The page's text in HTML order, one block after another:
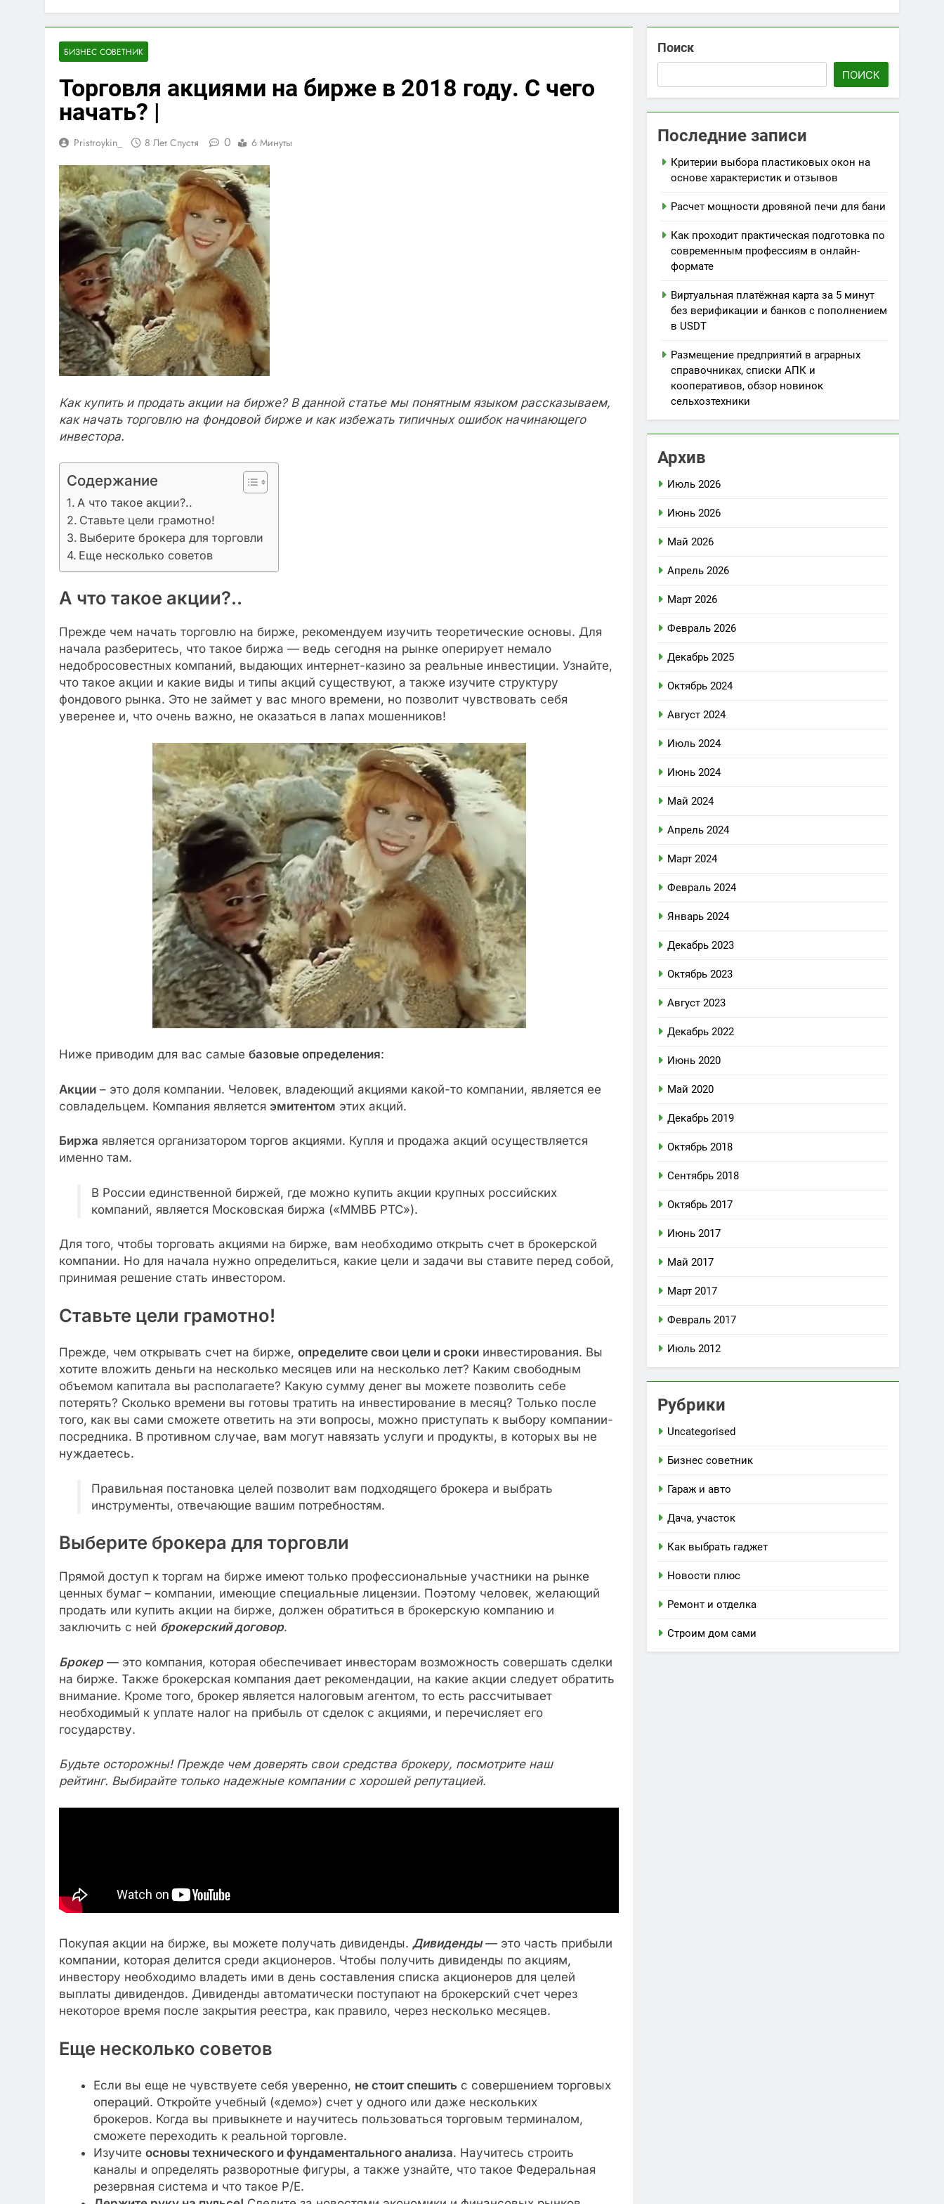
БИЗНЕС СОВЕТНИК
Торговля акциями на бирже в 2018 году. С чего
начать? |
Pristroykin_ 8 Лет Спустя 0 6 Минуты
Как купить и продать акции на бирже? В данной статье мы понятным языком рассказываем,
как начать торговлю на фондовой бирже и как избежать типичных ошибок начинающего
инвестора.
Содержание
А что такое акции?..
Ставьте цели грамотно!
Выберите брокера для торговли
Еще несколько советов
А что такое акции?..
Прежде чем начать торговлю на бирже, рекомендуем изучить теоретические основы. Для
начала разберитесь, что такое биржа — ведь сегодня на рынке оперирует немало
недобросовестных компаний, выдающих интернет-казино за реальные инвестиции. Узнайте,
что такое акции и какие виды и типы акций существуют, а также изучите структуру
фондового рынка. Это не займет у вас много времени, но позволит чувствовать себя
уверенее и, что очень важно, не оказаться в лапах мошенников!
Ниже приводим для вас самые базовые определения:
Акции – это доля компании. Человек, владеющий акциями какой-то компании, является ее
совладельцем. Компания является эмитентом этих акций.
Биржа является организатором торгов акциями. Купля и продажа акций осуществляется
именно там.
В России единственной биржей, где можно купить акции крупных российских
компаний, является Московская биржа («ММВБ РТС»).
Для того, чтобы торговать акциями на бирже, вам необходимо открыть счет в брокерской
компании. Но для начала нужно определиться, какие цели и задачи вы ставите перед собой,
принимая решение стать инвестором.
Ставьте цели грамотно!
Прежде, чем открывать счет на бирже, определите свои цели и сроки инвестирования. Вы
хотите вложить деньги на несколько месяцев или на несколько лет? Каким свободным
объемом капитала вы располагаете? Какую сумму денег вы можете позволить себе
потерять? Сколько времени вы готовы тратить на инвестирование в месяц? Только после
того, как вы сами сможете ответить на эти вопросы, можно приступать к выбору компании-
посредника. В противном случае, вам могут навязать услуги и продукты, в которых вы не
нуждаетесь.
Правильная постановка целей позволит вам подходящего брокера и выбрать
инструменты, отвечающие вашим потребностям.
Выберите брокера для торговли
Прямой доступ к торгам на бирже имеют только профессиональные участники на рынке
ценных бумаг – компании, имеющие специальные лицензии. Поэтому человек, желающий
продать или купить акции на бирже, должен обратиться в брокерскую компанию и
заключить с ней брокерский договор.
Брокер— это компания, которая обеспечивает инвесторам возможность совершать сделки
на бирже. Также брокерская компания дает рекомендации, на какие акции следует обратить
внимание. Кроме того, брокер является налоговым агентом, то есть рассчитывает
необходимый к уплате налог на прибыль от сделок с акциями, и перечисляет его
государству.
Будьте осторожны! Прежде чем доверять свои средства брокеру, посмотрите наш
рейтинг. Выбирайте только надежные компании с хорошей репутацией.
Покупая акции на бирже, вы можете получать дивиденды. Дивиденды— это часть прибыли
компании, которая делится среди акционеров. Чтобы получить дивиденды по акциям,
инвестору необходимо владеть ими в день составления списка акционеров для целей
выплаты дивидендов. Дивиденды автоматически поступают на брокерский счет через
некоторое время после закрытия реестра, как правило, через несколько месяцев.
Еще несколько советов
Если вы еще не чувствуете себя уверенно, не стоит спешить с совершением торговых
операций. Откройте учебный («демо») счет у одного или даже нескольких
брокеров. Когда вы привыкнете и научитесь пользоваться торговым терминалом,
сможете переходить к реальной торговле.
Изучите основы технического и фундаментального анализа. Научитесь строить
каналы и определять разворотные фигуры, а также узнайте, что такое Федеральная
резервная система и что такое P/E.
Поиск
ПОИСК
Последние записи
Критерии выбора пластиковых окон на
основе характеристик и отзывов
Расчет мощности дровяной печи для бани
Как проходит практическая подготовка по
современным профессиям в онлайн-
формате
Виртуальная платёжная карта за 5 минут
без верификации и банков с пополнением
в USDT
Размещение предприятий в аграрных
справочниках, списки АПК и
кооперативов, обзор новинок
сельхозтехники
Архив
Июль 2026
Июнь 2026
Май 2026
Апрель 2026
Март 2026
Февраль 2026
Декабрь 2025
Октябрь 2024
Август 2024
Июль 2024
Июнь 2024
Май 2024
Апрель 2024
Март 2024
Февраль 2024
Январь 2024
Декабрь 2023
Октябрь 2023
Август 2023
Декабрь 2022
Июнь 2020
Май 2020
Декабрь 2019
Октябрь 2018
Сентябрь 2018
Октябрь 2017
Июнь 2017
Май 2017
Март 2017
Февраль 2017
Июль 2012
Рубрики
Uncategorised
Бизнес советник
Гараж и авто
Дача, участок
Как выбрать гаджет
Новости плюс
Ремонт и отделка
Строим дом сами